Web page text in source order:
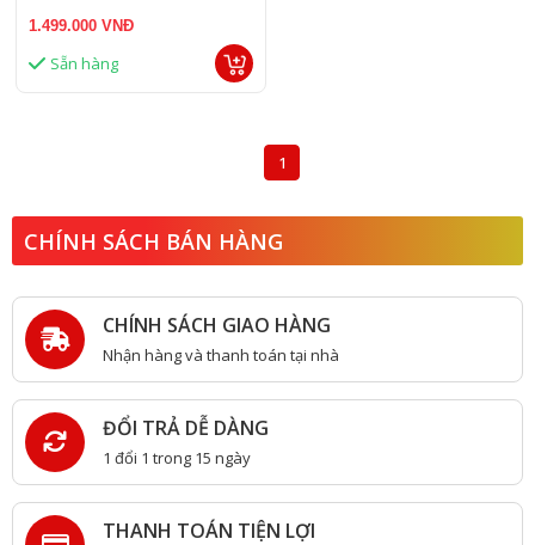
1.499.000 VNĐ
Sẵn hàng
1
CHÍNH SÁCH BÁN HÀNG
CHÍNH SÁCH GIAO HÀNG
Nhận hàng và thanh toán tại nhà
ĐỔI TRẢ DỄ DÀNG
1 đổi 1 trong 15 ngày
THANH TOÁN TIỆN LỢI